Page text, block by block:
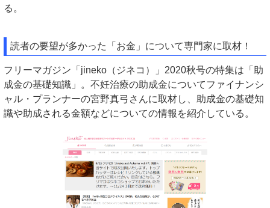
る。
読者の要望が多かった「お金」について専門家に取材！
フリーマガジン「jineko（ジネコ）」2020秋号の特集は「助
成金の基礎知識」。不妊治療の助成金についてファイナンシ
ャル・プランナーの宮野真弓さんに取材し、助成金の基礎知
識や助成される金額などについての情報を紹介している。